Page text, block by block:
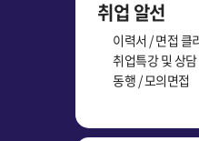
취업 알선
이력서 / 면접 클
취업특강 및 상담
동행 / 모의면접